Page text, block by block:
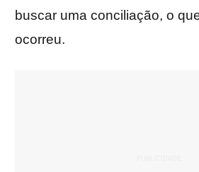
buscar uma conciliação, o
ocorreu.